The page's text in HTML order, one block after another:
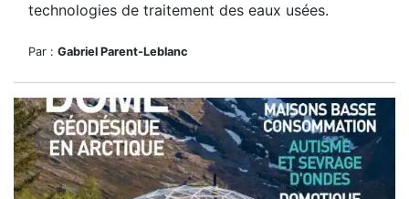
technologies de traitement des eaux usées.
Par : Gabriel Parent-Leblanc